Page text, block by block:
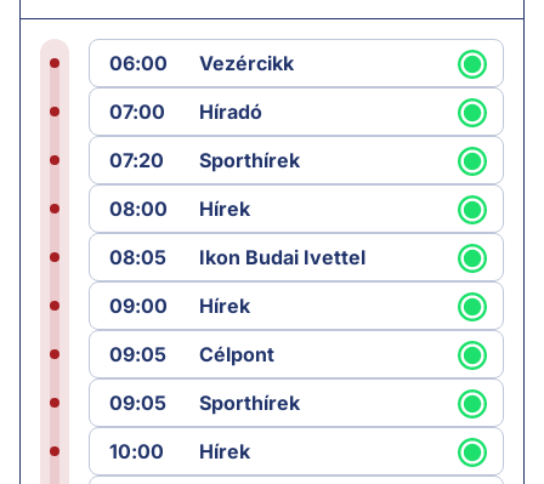
06:00
Vezércikk
07:00
Híradó
07:20
Sporthírek
08:00
Hírek
08:05
Ikon Budai Ivettel
09:00
Hírek
09:05
Célpont
09:05
Sporthírek
10:00
Hírek